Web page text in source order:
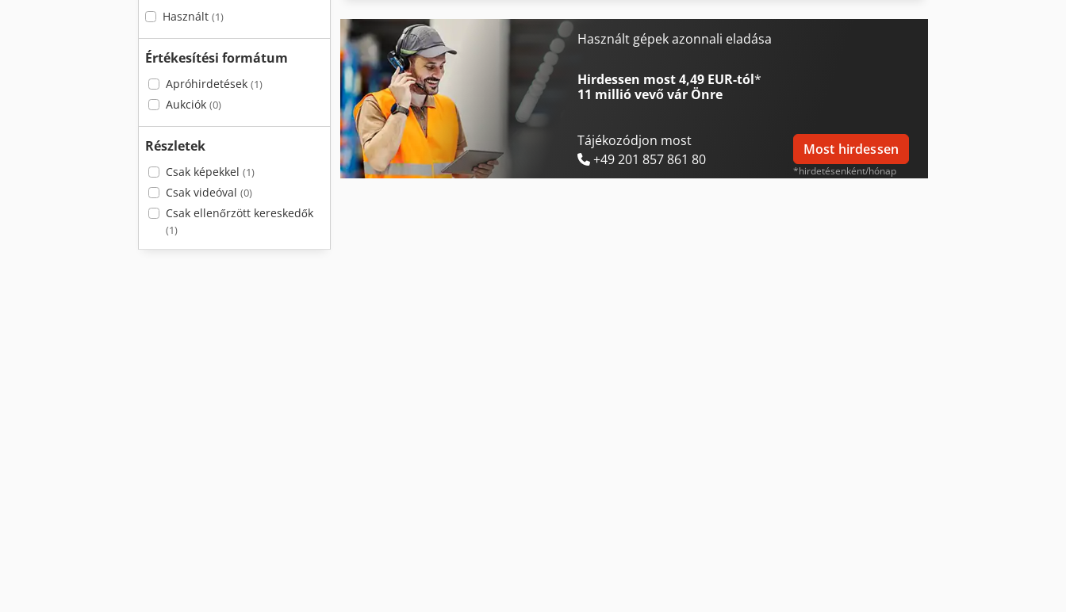
Használt (1)
Értékesítési formátum
Apróhirdetések (1)
Aukciók (0)
Részletek
Csak képekkel (1)
Csak videóval (0)
Csak ellenőrzött kereskedők
(1)
Man Tgm 12
Man Tgm 15
Mercedes-Benz V
Mercedes-Benz Vario
Használt gépek azonnali eladása
Hirdessen most 4,49 EUR-tól*
11 millió vevővár Önre
Tájékozódjon most
+49 201 857 861 80
Most hirdessen
*hirdetésenként/hónap